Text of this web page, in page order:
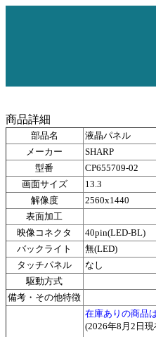
商品詳細
部品名
液晶パネル
メーカー
SHARP
型番
CP655709-02
画面サイズ
13.3
解像度
2560x1440
表面加工
映像コネクタ
40pin(LED-BL)
バックライト
無(LED)
タッチパネル
なし
駆動方式
備考・その他特徴
在庫ありの商品
(2026年8月2日現